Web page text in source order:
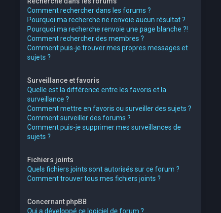
Comment rechercher dans les forums ?
Pourquoi ma recherche ne renvoie aucun résultat ?
Pourquoi ma recherche renvoie une page blanche ?!
Comment rechercher des membres ?
Comment puis-je trouver mes propres messages et
sujets ?
Surveillance et favoris
Quelle est la différence entre les favoris et la
surveillance ?
Comment mettre en favoris ou surveiller des sujets ?
Comment surveiller des forums ?
Comment puis-je supprimer mes surveillances de
sujets ?
Fichiers joints
Quels fichiers joints sont autorisés sur ce forum ?
Comment trouver tous mes fichiers joints ?
Concernant phpBB
Qui a développé ce logiciel de forum ?